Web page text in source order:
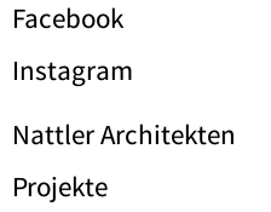
Facebook
Instagram
Nattler Architekten
Projekte